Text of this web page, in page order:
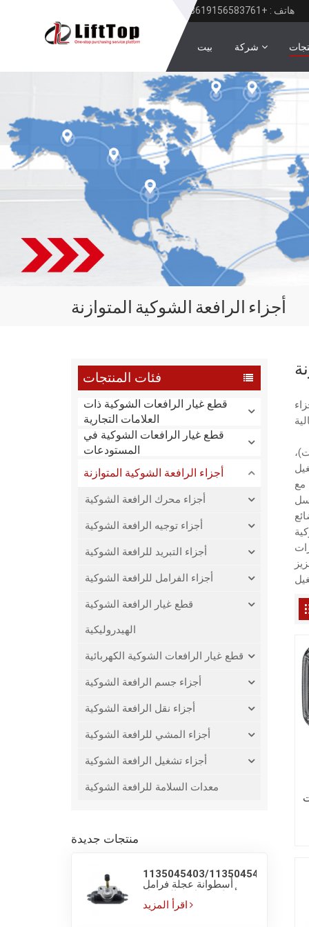
هاتف : +8619156583761
بيت شركة
أجزاء الرافعة الشوكية المتوازنة
فئات المنتجات
قطع غيار الرافعات الشوكية ذات
العلامات التجارية
قطع غيار الرافعات الشوكية في
المستودعات
أجزاء الرافعة الشوكية المتوازنة
أجزاء محرك الرافعة الشوكية
أجزاء توجيه الرافعة الشوكية
أجزاء التبريد للرافعة الشوكية
أجزاء الفرامل للرافعة الشوكية
قطع غيار الرافعة الشوكية
الهيدروليكية
قطع غيار الرافعات الشوكية الكهربائية
أجزاء جسم الرافعة الشوكية
أجزاء نقل الرافعة الشوكية
أجزاء المشي للرافعة الشوكية
أجزاء تشغيل الرافعة الشوكية
معدات السلامة للرافعة الشوكية
منتجات جديدة
1135045403/1135045405
أسطوانة عجلة فرامل
أصلية لشاحنة الوصول
LINDE R16
اقرأ المزيد
مع